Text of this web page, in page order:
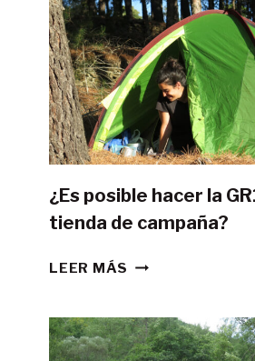
¿Es posible hacer la
tienda de campaña?
LEER MÁS ¿ES
LA
GR11